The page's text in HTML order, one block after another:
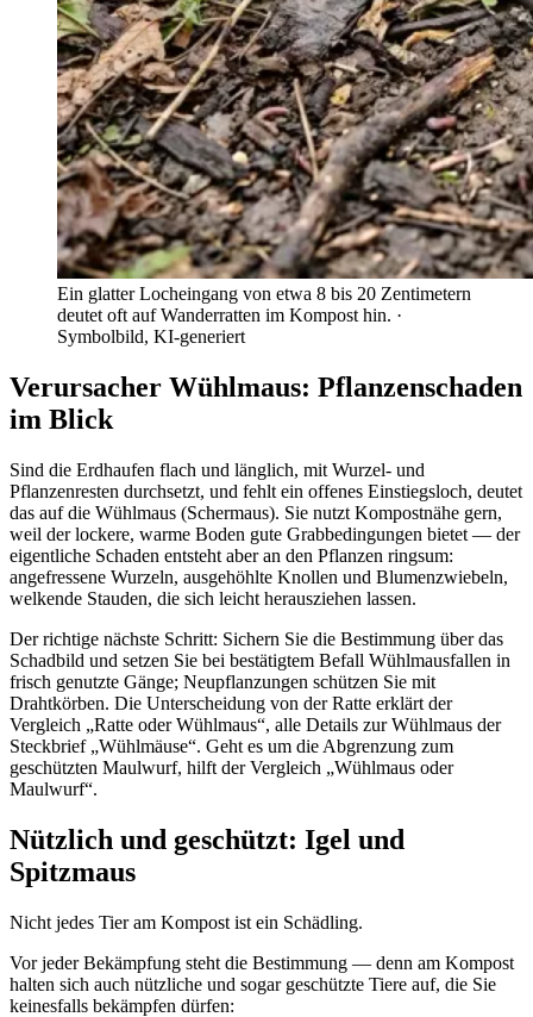
Ein glatter Locheingang von etwa 8 bis 20 Zentimetern
deutet oft auf Wanderratten im Kompost hin. ·
Symbolbild, KI-generiert
Verursacher Wühlmaus: Pflanzenschaden
im Blick
Sind die Erdhaufen flach und länglich, mit Wurzel- und
Pflanzenresten durchsetzt, und fehlt ein offenes Einstiegsloch, deutet
das auf die Wühlmaus (Schermaus). Sie nutzt Kompostnähe gern,
weil der lockere, warme Boden gute Grabbedingungen bietet — der
eigentliche Schaden entsteht aber an den Pflanzen ringsum:
angefressene Wurzeln, ausgehöhlte Knollen und Blumenzwiebeln,
welkende Stauden, die sich leicht herausziehen lassen.
Der richtige nächste Schritt: Sichern Sie die Bestimmung über das
Schadbild und setzen Sie bei bestätigtem Befall Wühlmausfallen in
frisch genutzte Gänge; Neupflanzungen schützen Sie mit
Drahtkörben. Die Unterscheidung von der Ratte erklärt der
Vergleich „Ratte oder Wühlmaus“, alle Details zur Wühlmaus der
Steckbrief „Wühlmäuse“. Geht es um die Abgrenzung zum
geschützten Maulwurf, hilft der Vergleich „Wühlmaus oder
Maulwurf“.
Nützlich und geschützt: Igel und
Spitzmaus
Nicht jedes Tier am Kompost ist ein Schädling.
Vor jeder Bekämpfung steht die Bestimmung — denn am Kompost
halten sich auch nützliche und sogar geschützte Tiere auf, die Sie
keinesfalls bekämpfen dürfen: